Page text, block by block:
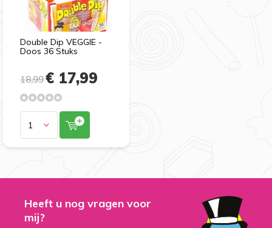
Double Dip VEGGIE -
Doos 36 Stuks
18,99€ 17,99
Heeft u nog vragen voor
mij?